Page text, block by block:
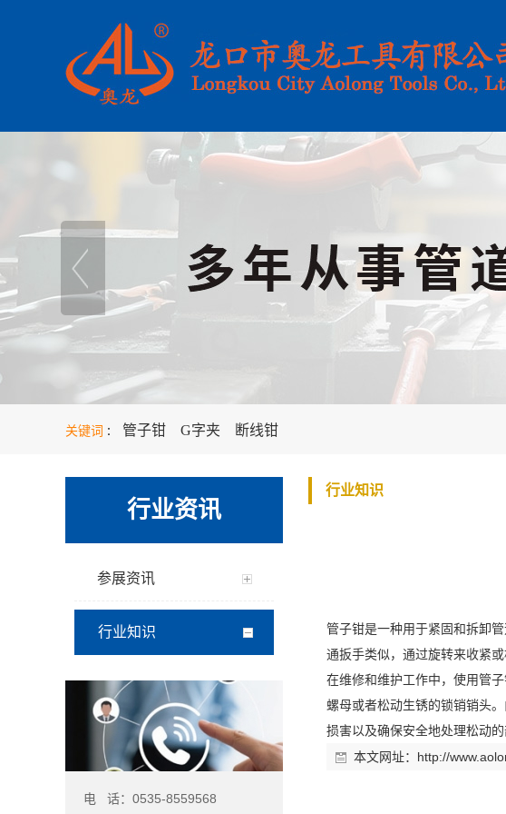
关键词 ： 管子钳 G字夹 断线钳
行业资讯
参展资讯
行业知识
电 话：0535-8559568
行业知识
管子钳是一种用于紧固和拆卸
通扳手类似，通过旋转来收紧
在维修和维护工作中，使用管
螺母或者松动生锈的锁销销头
损害以及确保安全地处理松动
本文网址： http://